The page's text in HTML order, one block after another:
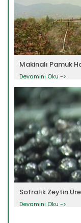
Makinalı Pamuk
Devamını Oku ->
Sofralık Zeytin
Devamını Oku ->